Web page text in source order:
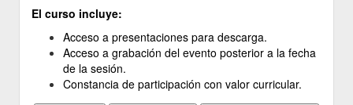
El curso incluye:
Acceso a presentaciones para descarga.
Acceso a grabación del evento posterior a la fecha
de la sesión.
Constancia de participación con valor curricular.